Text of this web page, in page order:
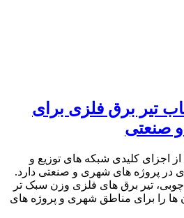
تیر برق فلزی برای
صنعتی
اجزای کلیدی شبکه ‌های توزیع و
ای در پروژه‌ های شهری و صنعتی دارد.
چوبی، تیر برق های فلزی وزن سبک ‌تر
ها را برای مناطق شهری و پروژه‌ های